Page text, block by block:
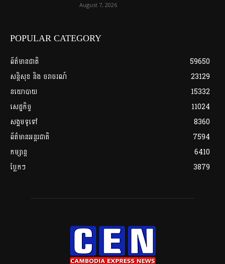
August 7, 2026
POPULAR CATEGORY
ព័ត៌មានជាតិ
59650
សន្តិសុខ និង ចរាចរណ៍
23129
នយោបាយ
15332
សេដ្ឋកិច្ច
11024
សង្គមទូទៅ
8360
ព័ត៌មានអន្តរជាតិ
7594
កម្សាន្ត
6410
ប្លែកៗ
3879